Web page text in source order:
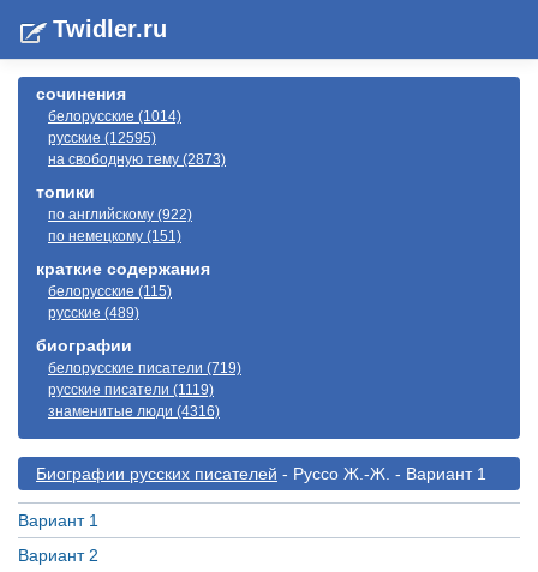
Twidler.ru
сочинения
белорусские (1014)
русские (12595)
на свободную тему (2873)
топики
по английскому (922)
по немецкому (151)
краткие содержания
белорусские (115)
русские (489)
биографии
белорусские писатели (719)
русские писатели (1119)
знаменитые люди (4316)
Биографии русскиx писателей - Руссо Ж.-Ж. - Вариант 1
Вариант 1
Вариант 2